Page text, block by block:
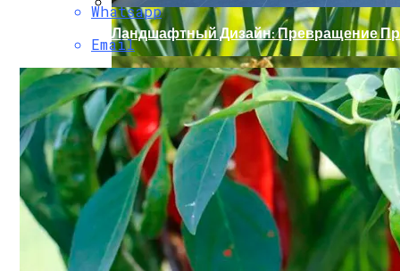
Ландшафтный Дизайн: Превращение
Whatsapp
Email